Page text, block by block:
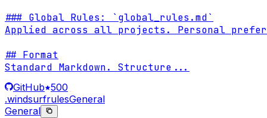
### Global Rules: `global_rules.md`
Applied across all projects. Personal
## Format
Standard Markdown. Structure ...
GitHub 500
.windsurfrulesGeneral
General